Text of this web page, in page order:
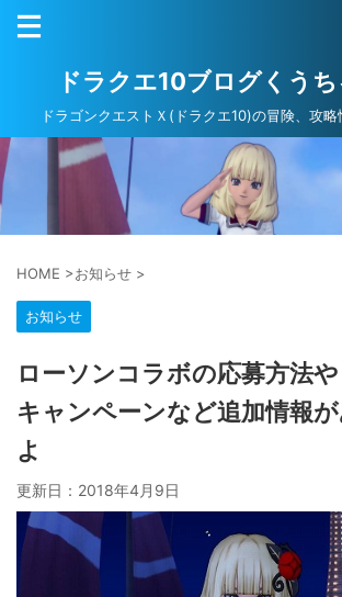
ドラクエ10ブログくう
ドラゴンクエストＸ(ドラクエ10)の冒険、攻
HOME >お知らせ >
お知らせ
ローソンコラボの応募方法
キャンペーンなど追加情報
よ
更新日： 2018年4月9日